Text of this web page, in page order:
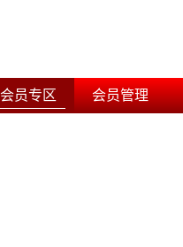
会员专区 会员管理